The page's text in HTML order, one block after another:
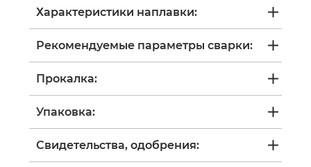
Характеристики наплавки:
Рекомендуемые параметры сварки:
Прокалка:
Упаковка:
Свидетельства, одобрения: